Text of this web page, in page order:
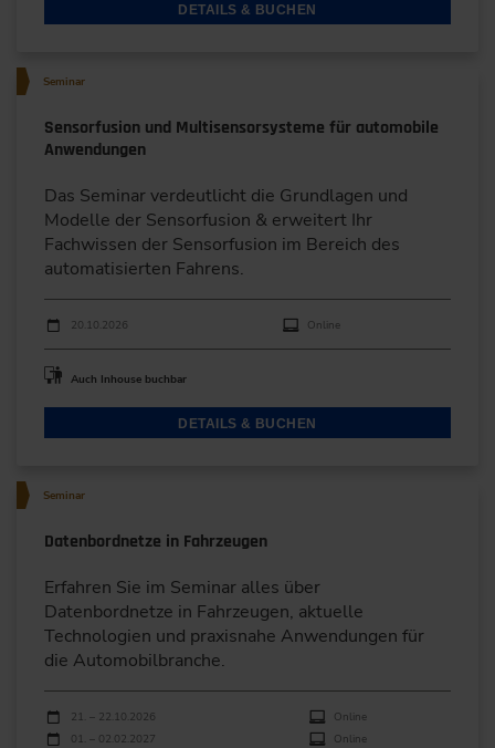
DETAILS & BUCHEN
Seminar
Sensorfusion und Multisensorsysteme für automobile
Anwendungen
Das Seminar verdeutlicht die Grundlagen und
Modelle der Sensorfusion & erweitert Ihr
Fachwissen der Sensor­fusion im Bereich des
automatisierten Fahrens.
Durchführungen
Veranstaltungsdatum
20.10.2026 Online
Auch Inhouse buchbar
DETAILS & BUCHEN
Seminar
Datenbordnetze in Fahrzeugen
Erfahren Sie im Seminar alles über
Datenbordnetze in Fahrzeugen, aktuelle
Technologien und praxisnahe Anwendungen für
die Automobilbranche.
Durchführungen
Veranstaltungsdatum
21. – 22.10.2026
Online
01. – 02.02.2027
Online